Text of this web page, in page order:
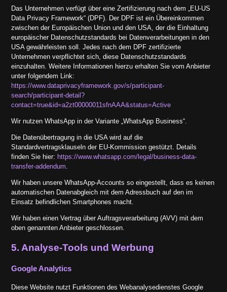
Das Unternehmen verfügt über eine Zertifizierung nach dem „EU-US
Data Privacy Framework“ (DPF). Der DPF ist ein Übereinkommen
zwischen der Europäischen Union und den USA, der die Einhaltung
europäischer Datenschutzstandards bei Datenverarbeitungen in den
USA gewährleisten soll. Jedes nach dem DPF zertifizierte
Unternehmen verpflichtet sich, diese Datenschutzstandards
einzuhalten. Weitere Informationen hierzu erhalten Sie vom Anbieter
unter folgendem Link:
https://www.dataprivacyframework.gov/s/participant-
search/participant-detail?
contact=true&id=a2zt00000011sfnAAA&status=Active
Wir nutzen WhatsApp in der Variante „WhatsApp Business“.
Die Datenübertragung in die USA wird auf die
Standardvertragsklauseln der EU-Kommission gestützt. Details
finden Sie hier: https://www.whatsapp.com/legal/business-data-
transfer-addendum.
Wir haben unsere WhatsApp-Accounts so eingestellt, dass es keinen
automatischen Datenabgleich mit dem Adressbuch auf den im
Einsatz befindlichen Smartphones macht.
Wir haben einen Vertrag über Auftragsverarbeitung (AVV) mit dem
oben genannten Anbieter geschlossen.
5. Analyse-Tools und Werbung
Google Analytics
Diese Website nutzt Funktionen des Webanalysedienstes Google